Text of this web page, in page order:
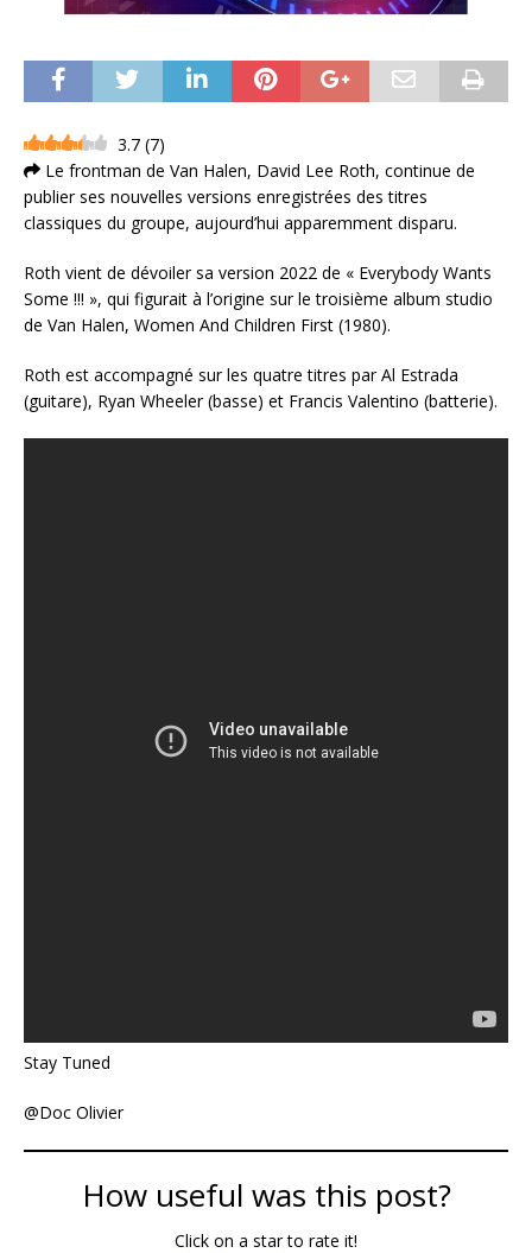
3.7 (7)
Le frontman de Van Halen, David Lee Roth, continue de
publier ses nouvelles versions enregistrées des titres
classiques du groupe, aujourd’hui apparemment disparu.
Roth vient de dévoiler sa version 2022 de « Everybody Wants
Some !!! », qui figurait à l’origine sur le troisième album studio
de Van Halen, Women And Children First (1980).
Roth est accompagné sur les quatre titres par Al Estrada
(guitare), Ryan Wheeler (basse) et Francis Valentino (batterie).
Stay Tuned
@Doc Olivier
How useful was this post?
Click on a star to rate it!